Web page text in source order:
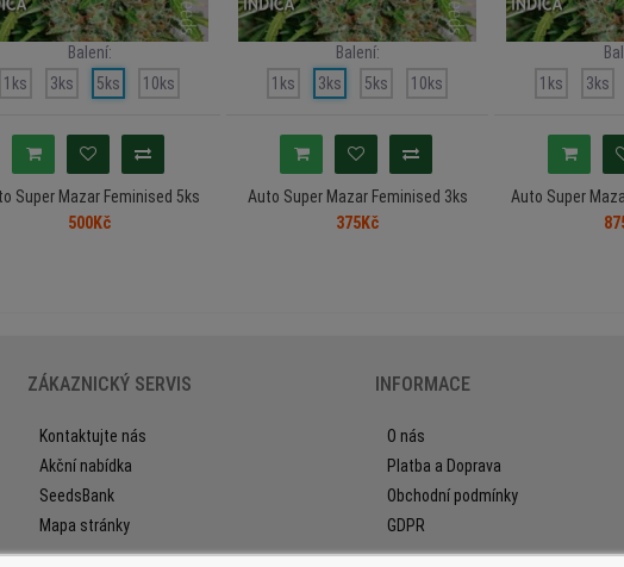
Balení:
1ks
3ks 5ks 10ks
Super Mazar Feminised 5ks
500Kč
Balení:
1ks
3ks 5ks 10ks
Auto Super Mazar Feminised 3ks
375Kč
1ks
3ks
Auto Super
ZÁKAZNICKÝ SERVIS
Kontaktujte nás
Akční nabídka
SeedsBank
Mapa stránky
INFORMACE
O nás
Platba a Doprava
Obchodní podmínky
GDPR